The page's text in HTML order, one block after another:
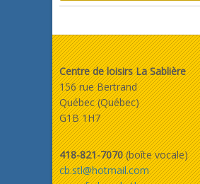
Centre de loisirs La Sablière
156 rue Bertrand
Québec (Québec)
G1B 1H7
418-821-7070(boîte vocale)
cb.stl@hotmail.com